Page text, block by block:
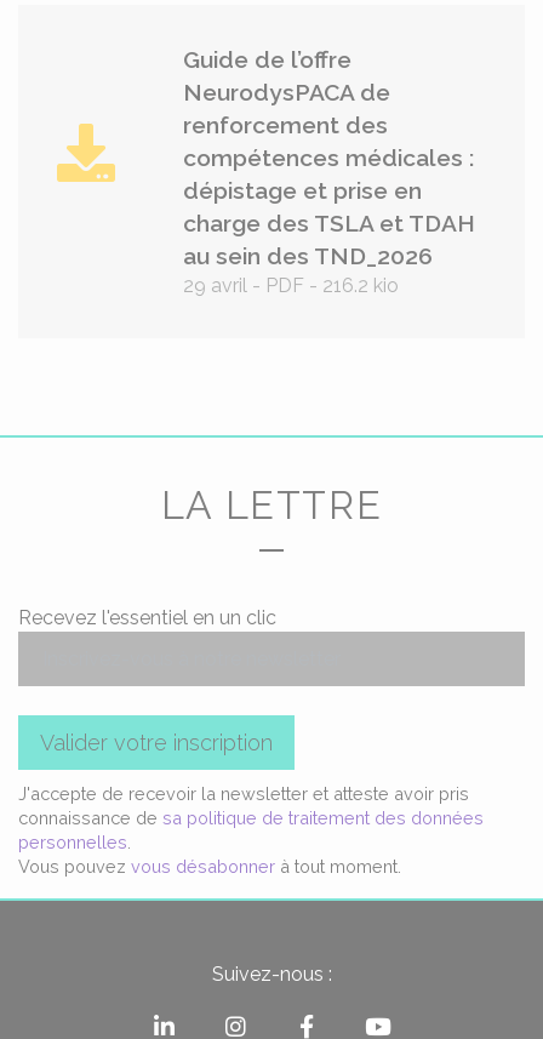
Guide de l’offre
NeurodysPACA de
renforcement des
compétences médicales :
dépistage et prise en
charge des TSLA et TDAH
au sein des TND_2026
29 avril - PDF - 216.2 kio
LA LETTRE
Recevez l'essentiel en un clic
Valider votre inscription
J'accepte de recevoir la newsletter et atteste avoir pris
connaissance de sa politique de traitement des données
personnelles
Vous pouvez vous désabonner à tout moment.
Suivez-nous :